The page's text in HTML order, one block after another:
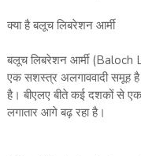
क्या है बलूच लिबरेशन आर्मी
बलूच लिबरेशन आर्मी (Baloch
एक सशस्त्र अलगाववादी समूह है
है। बीएलए बीते कई दशकों से
लगातार आगे बढ़ रहा है।